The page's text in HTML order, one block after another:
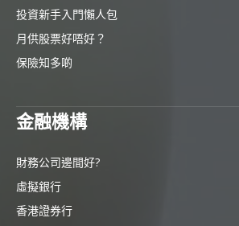
投資新手入門懶人包
月供股票好唔好？
保險知多啲
金融機構
財務公司邊間好?
虛擬銀行
香港證券行